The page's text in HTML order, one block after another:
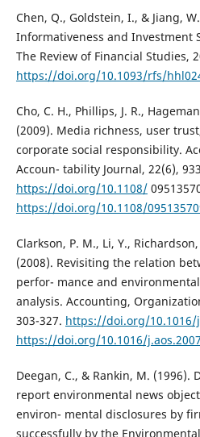
Chen, Q., Goldstein, I., & Jiang,
Informativeness and Investment
The Review of Financial Studies,
https://doi.org/10.1093/rfs/
Cho, C. H., Phillips, J. R.,
(2009). Media richness, user
corporate social responsibility.
Accoun- tability Journal, 22(6),
https://doi.org/10.1108/
https://doi.org/10.1108/
Clarkson, P. M., Li, Y.,
(2008). Revisiting the relation
perfor- mance and
analysis. Accounting,
303-327. https://doi.org/10.1016/
https://doi.org/10.1016/
Deegan, C., & Rankin, M. (1996).
report environmental news
environ- mental disclosures by
successfully by the